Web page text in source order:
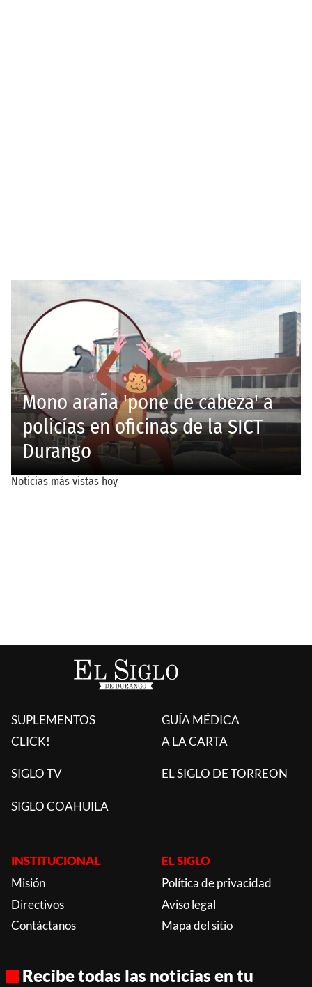
SUPLEMENTOS
CLICK!
GUÍA MÉDICA
A LA CARTA
SIGLO TV EL SIGLO DE TORREON
SIGLO COAHUILA
INSTITUCIONAL
Misión
Directivos
Contáctanos
EL SIGLO
Política de privacidad
Aviso legal
Mapa del sitio
Recibe todas las noticias en tu